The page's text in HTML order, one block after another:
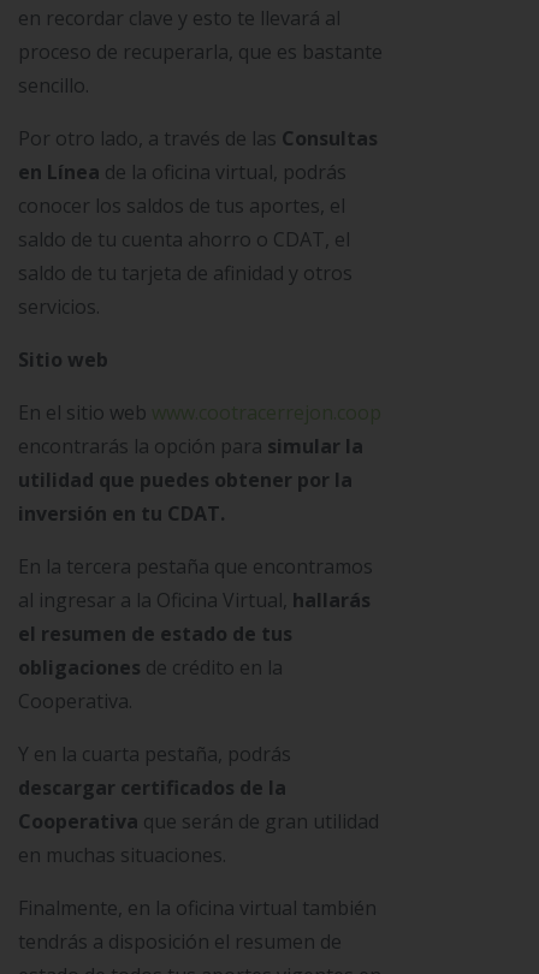
en recordar clave y esto te llevará al
proceso de recuperarla, que es bastante
sencillo.
Por otro lado, a través de las Consultas
en Línea de la oficina virtual, podrás
conocer los saldos de tus aportes, el
saldo de tu cuenta ahorro o CDAT, el
saldo de tu tarjeta de afinidad y otros
servicios.
Sitio web
En el sitio web
encontrarás la opción para simular la
utilidad que puedes obtener por la
inversión en tu CDAT.
En la tercera pestaña que encontramos
al ingresar a la Oficina Virtual, hallarás
el resumen de estado de tus
obligaciones de crédito en la
Cooperativa.
Y en la cuarta pestaña, podrás
descargar certificados de la
Cooperativa que serán de gran utilidad
en muchas situaciones.
Finalmente, en la oficina virtual también
tendrás a disposición el resumen de